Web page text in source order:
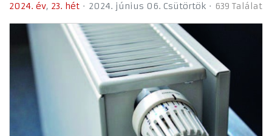
2024. év 23. hét 2024. június 06. Csütörtök 639 Találat